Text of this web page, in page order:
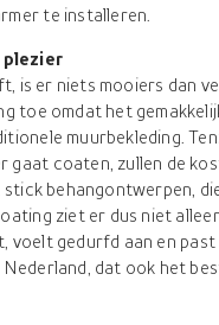
te installeren.
plezier
is er niets mooiers dan
toe omdat het
muurbekleding.
gaat coaten, zullen de
behangontwerpen,
ziet er dus niet
voelt gedurfd aan en
Nederland, dat ook het